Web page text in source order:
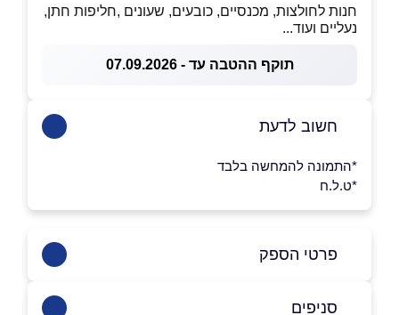
חנות לחולצות, מכנסיים, כובעים, שעונים ,חליפות חתן,
נעליים ועוד...
תוקף ההטבה עד - 07.09.2026
חשוב לדעת
*התמונה להמחשה בלבד
*ט.ל.ח
פרטי הספק
סניפים